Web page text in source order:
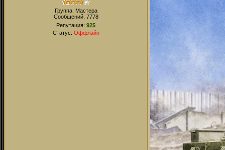
Группа: Мастера
Сообщений: 7778
Репутация: 925
Статус: Оффлайн